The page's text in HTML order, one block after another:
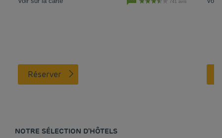
741 avis
Réserver
NOTRE SÉLECTION D'HÔTELS